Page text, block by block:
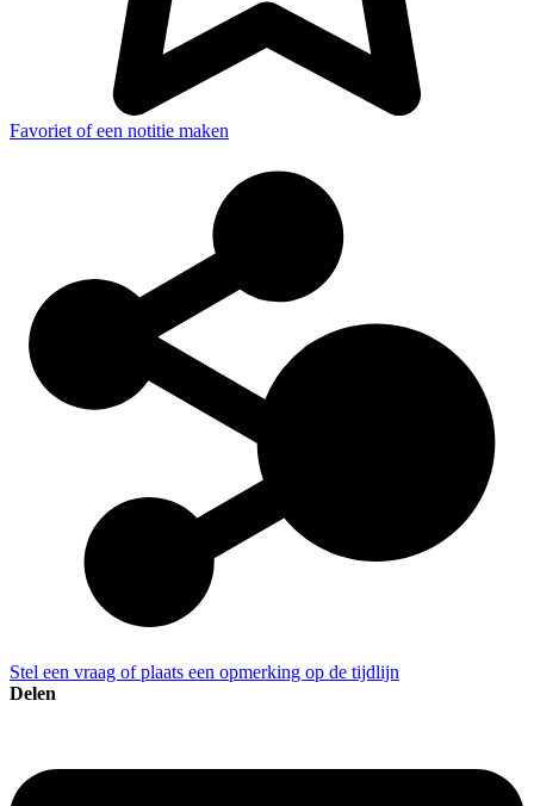
Favoriet of een notitie maken
Stel een vraag of plaats een opmerking op de tijdlijn
Delen